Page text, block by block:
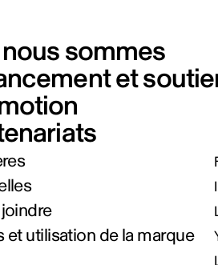
sommes
et
et utilisation de la marque